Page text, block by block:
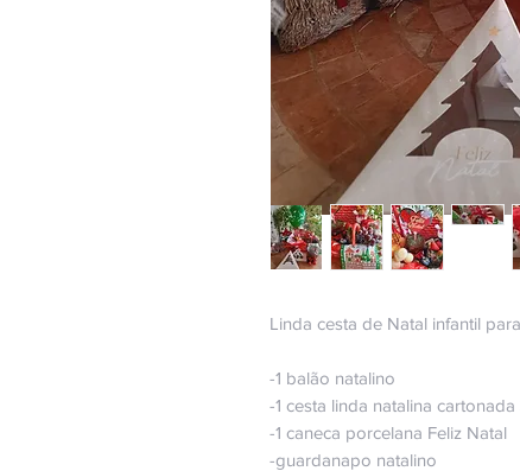
Linda cesta de Natal infantil
-1 balão natalino
-1 cesta linda natalina
-1 caneca porcelana Feliz Natal
-guardanapo natalino